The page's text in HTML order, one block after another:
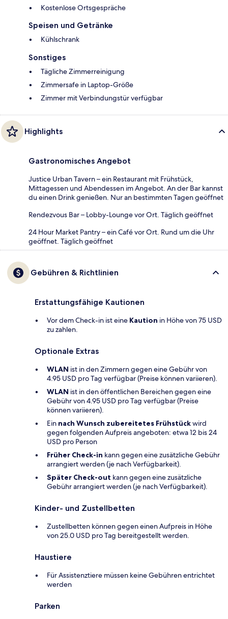
Kostenlose Ortsgespräche
Speisen und Getränke
Kühlschrank
Sonstiges
Tägliche Zimmerreinigung
Zimmersafe in Laptop-Größe
Zimmer mit Verbindungstür verfügbar
Highlights
Gastronomisches Angebot
Justice Urban Tavern – ein Restaurant mit Frühstück,
Mittagessen und Abendessen im Angebot. An der Bar kannst
du einen Drink genießen. Nur an bestimmten Tagen geöffnet
Rendezvous Bar – Lobby-Lounge vor Ort. Täglich geöffnet
24 Hour Market Pantry – ein Café vor Ort. Rund um die Uhr
geöffnet. Täglich geöffnet
Gebühren & Richtlinien
Erstattungsfähige Kautionen
Vor dem Check-in ist eine Kaution in Höhe von 75 USD
zu zahlen.
Optionale Extras
WLAN ist in den Zimmern gegen eine Gebühr von
4.95 USD pro Tag verfügbar (Preise können variieren).
WLAN ist in den öffentlichen Bereichen gegen eine
Gebühr von 4.95 USD pro Tag verfügbar (Preise
können variieren).
Ein nach Wunsch zubereitetes Frühstückwird
gegen folgenden Aufpreis angeboten: etwa 12 bis 24
USD pro Person
Früher Check-in kann gegen eine zusätzliche Gebühr
arrangiert werden (je nach Verfügbarkeit).
Später Check-out kann gegen eine zusätzliche
Gebühr arrangiert werden (je nach Verfügbarkeit).
Kinder- und Zustellbetten
Zustellbetten können gegen einen Aufpreis in Höhe
von 25.0 USD pro Tag bereitgestellt werden.
Haustiere
Für Assistenztiere müssen keine Gebühren entrichtet
werden
Parken